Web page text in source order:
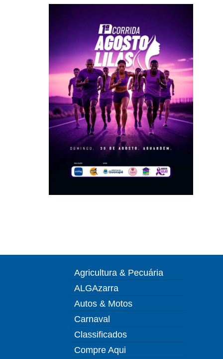
Agricultura & Pecuária
ALGAzarra
Autos & Motos
Carnaval
Classificados
Compre Aqui